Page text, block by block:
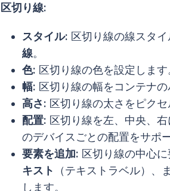
区切り線:
スタイル: 区切り線の線スタ
線。
色: 区切り線の色を設定します
幅: 区切り線の幅をコンテナ
高さ: 区切り線の太さをピクセ
配置: 区切り線を左、中央、
のデバイスごとの配置をサポ
要素を追加: 区切り線の中心に
キスト
（テキストラベル）、
します。